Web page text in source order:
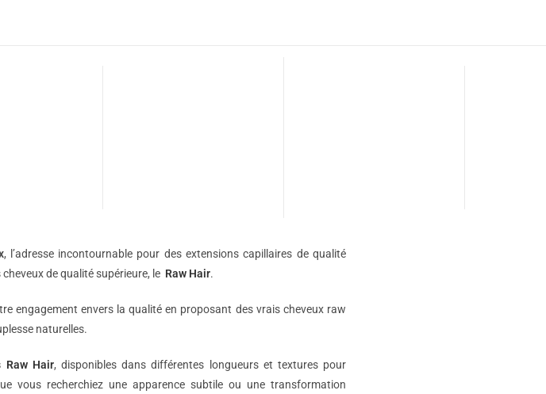
, l’adresse incontournable pour des extensions capillaires de qualité
de qualité supérieure, le Raw Hair.
engagement envers la qualité en proposant des vrais cheveux raw
naturelles.
Raw Hair, disponibles dans différentes longueurs et textures pour
vous recherchiez une apparence subtile ou une transformation